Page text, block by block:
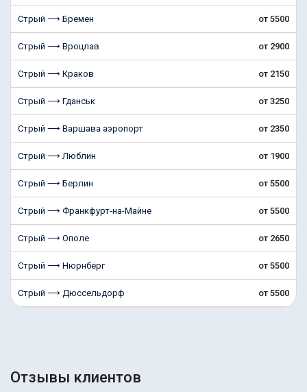
Стрый ⟶ Бремен от 5500
Стрый ⟶ Вроцлав от 2900
Стрый ⟶ Краков от 2150
Стрый ⟶ Гданськ от 3250
Стрый ⟶ Варшава аэропорт от 2350
Стрый ⟶ Люблин от 1900
Стрый ⟶ Берлин от 5500
Стрый ⟶ Франкфурт-на-Майне от 5500
Стрый ⟶ Ополе от 2650
Стрый ⟶ Нюрнберг от 5500
Стрый ⟶ Дюссельдорф от 5500
Отзывы клиентов